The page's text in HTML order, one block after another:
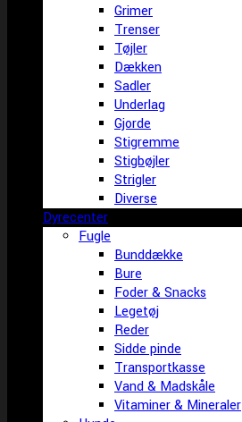
Grimer
Trenser
Tøjler
Dækken
Sadler
Underlag
Gjorde
Stigremme
Stigbøjler
Strigler
Diverse
Dyrecenter
Fugle
Bunddække
Bure
Foder & Snacks
Legetøj
Reder
Sidde pinde
Transportkasse
Vand & Madskåle
Vitaminer & Mineraler